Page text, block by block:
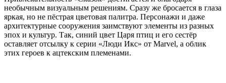
необычным визуальным решениям. Сразу же бросается в глаза
яркая, но не пёстрая цветовая палитра. Персонажи и даже
архитектурные сооружения заимствуют элементы из разных
эпох и культур. Так, синий цвет Царя птиц и его сестёр
оставляет отсылку к серии «Люди Икс» от Marvel, а облик
этих героев к ацтекским племенами.